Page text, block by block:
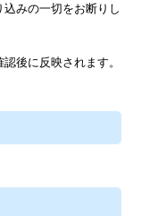
みの一切をお断りし
後に反映されます。